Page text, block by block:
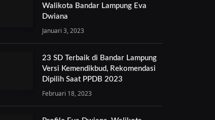
Walikota Bandar Lampung Eva
Dwiana
Januari 3, 2023
23 SD Terbaik di Bandar Lampung
Versi Kemendikbud, Rekomendasi
Dipilih Saat PPDB 2023
Februari 18, 2023